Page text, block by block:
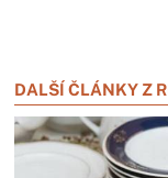
DALŠÍ ČLÁNKY Z